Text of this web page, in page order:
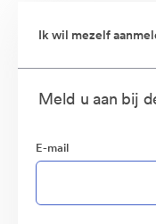
Ik wil mezelf
Meld u aan bij
E-mail